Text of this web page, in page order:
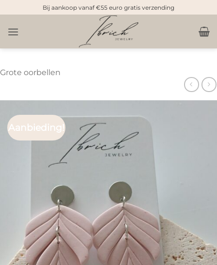
naar
inhoud
Bij aankoop vanaf €55 euro gratis verzending
Grote oorbellen
Aanbieding!